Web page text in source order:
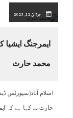
جولائ 12, 2023
ایمرجنگ
محمد حارث
اسلام آباد(سپورٹس
حارث نے کہا ہے کہ